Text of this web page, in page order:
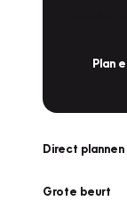
Plan
Direct plannen
Grote beurt